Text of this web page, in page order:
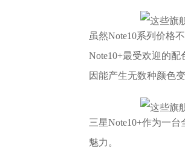
虽然Note10系列价格
Note10+最受欢迎的
因能产生无数种颜色
三星Note10+作为一
魅力。